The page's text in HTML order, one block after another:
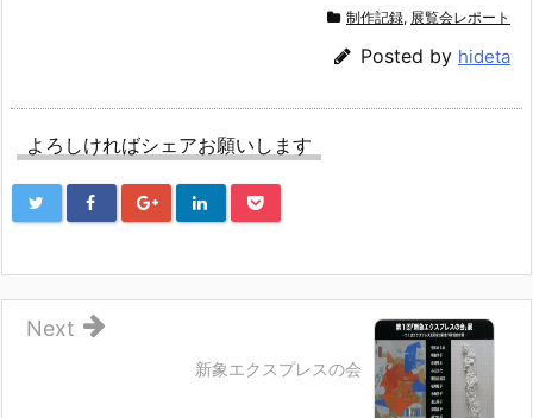
制作記録, 展覧会レポート
Posted by hideta
よろしければシェアお願いします
新象エクスプレスの会
Next